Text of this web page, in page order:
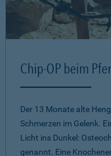
Chip-OP beim
Der 13 Monate alte
Schmerzen im Gelenk.
Licht ins Dunkel:
genannt. Eine